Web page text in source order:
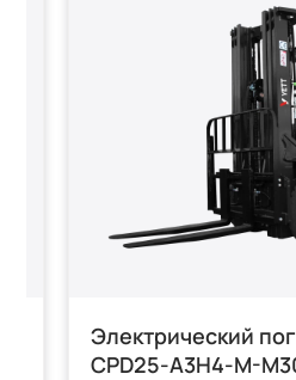
Электрический
CPD25-A3H4-M-